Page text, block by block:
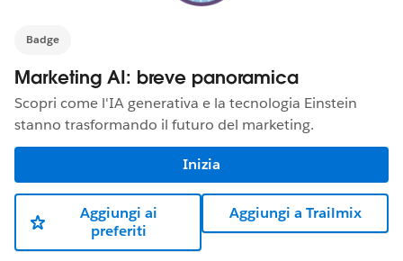
Badge
Marketing AI: breve panoramica
Scopri come l'IA generativa e la tecnologia Einstein
stanno trasformando il futuro del marketing.
Inizia
Aggiungi ai
preferiti
Aggiungi a Trailmix